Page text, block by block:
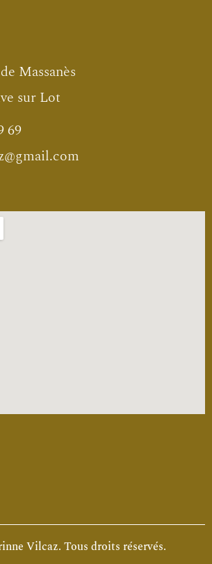
Massanès
sur Lot
69
Vilcaz. Tous droits réservés.